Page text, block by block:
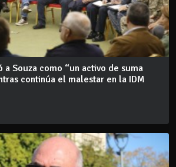
Souza como “un activo de suma
continúa el malestar en la IDM